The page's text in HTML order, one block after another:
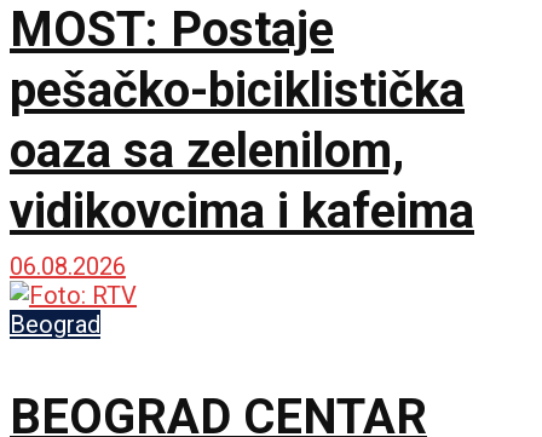
MOST: Postaje
pešačko-biciklistička
oaza sa zelenilom,
vidikovcima i kafeima
06.08.2026
Beograd
BEOGRAD CENTAR